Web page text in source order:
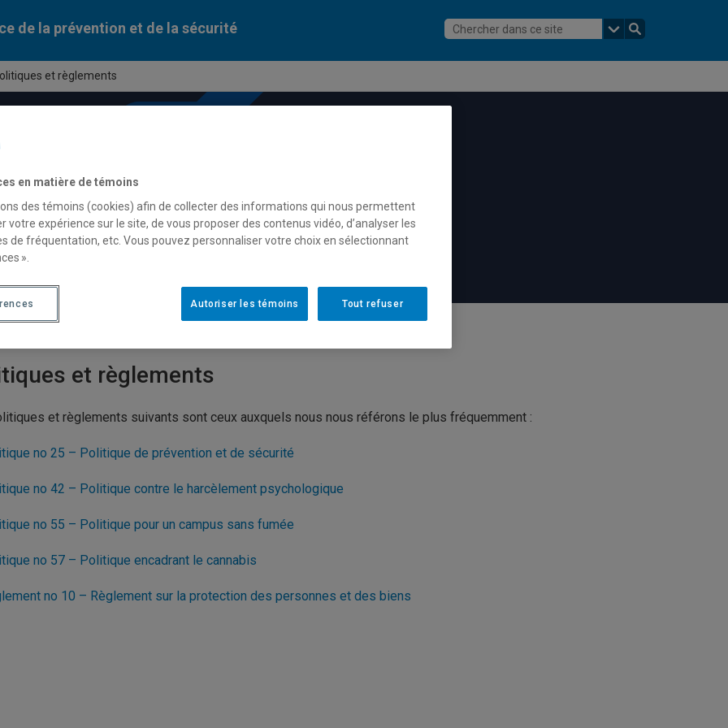
de la prévention et de la sécurité
et règlements
et règlements
et règlements suivants sont ceux auxquels nous nous référons le plus fréquemment :
no 25 – Politique de prévention et de sécurité
no 42 – Politique contre le harcèlement psychologique
no 55 – Politique pour un campus sans fumée
no 57 – Politique encadrant le cannabis
no 10 – Règlement sur la protection des personnes et des biens
en matière de témoins
des témoins (cookies) afin de collecter des informations qui nous permettent
votre expérience sur le site, de vous proposer des contenus vidéo, d’analyser les
de fréquentation, etc. Vous pouvez personnaliser votre choix en sélectionnant
».
Tout refuser
Autoriser les témoins